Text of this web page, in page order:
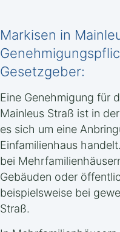
Markisen in
Gesetzgeber:
Eine Genehmigung für
Mainleus Straß ist in
es sich um eine
Einfamilienhaus
bei
Gebäuden oder
beispielsweise bei
Straß.